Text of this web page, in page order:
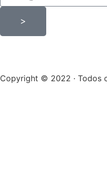
>
Copyright © 2022 · Todos